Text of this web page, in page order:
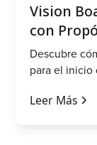
‍Vision
con
Descubre
para el inicio
Leer Más